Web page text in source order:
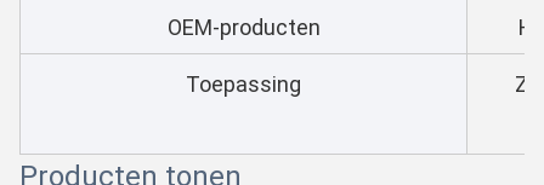
OEM-producten
Toepassing
Producten tonen